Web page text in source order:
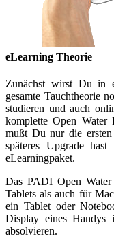
eLearning Theorie
Zunächst wirst Du in
gesamte Tauchtheorie
studieren und auch
komplette Open
mußt Du nur die
späteres Upgrade
eLearningpaket.
Das PADI Open
Tablets als auch für
ein Tablet oder
Display eines Handys
absolvieren.